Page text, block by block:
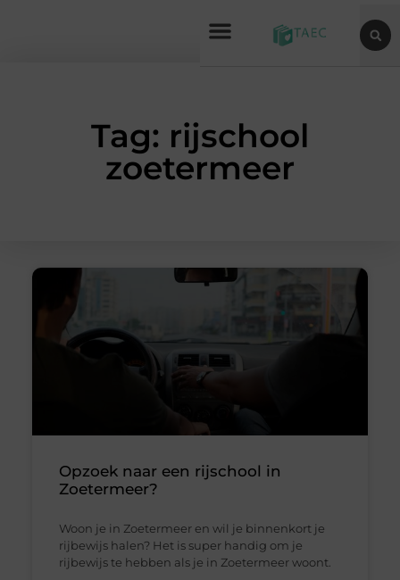
Tag: rijschool
zoetermeer
Opzoek naar een rijschool in
Zoetermeer?
Woon je in Zoetermeer en wil je binnenkort je
rijbewijs halen? Het is super handig om je
rijbewijs te hebben als je in Zoetermeer woont.